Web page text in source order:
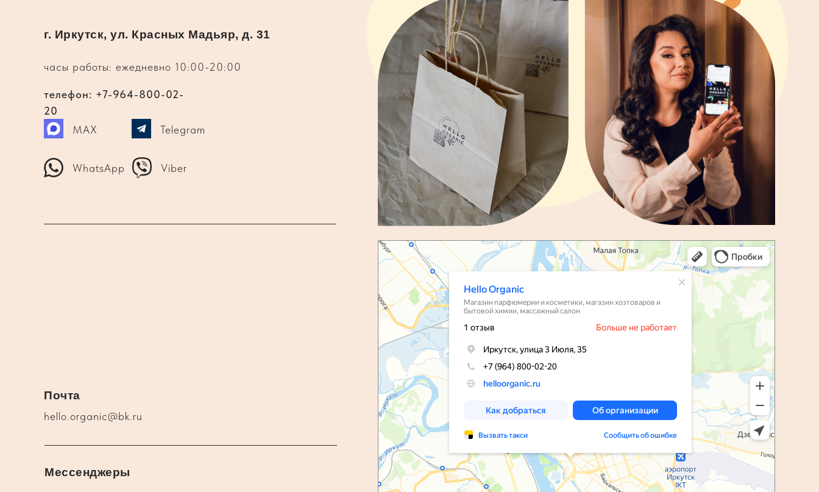
часы работы: ежедневно 10:00-20:00
г. Иркутск, ул. Красных Мадьяр, д. 31
WhatsApp Viber
Telegram
MAX
hello.organic@bk.ru
Почта
Мессенджеры
телефон: +7-964-800-02-
20